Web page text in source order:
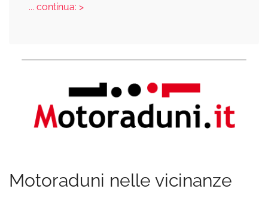
... continua: >
Motoraduni nelle vicinanze